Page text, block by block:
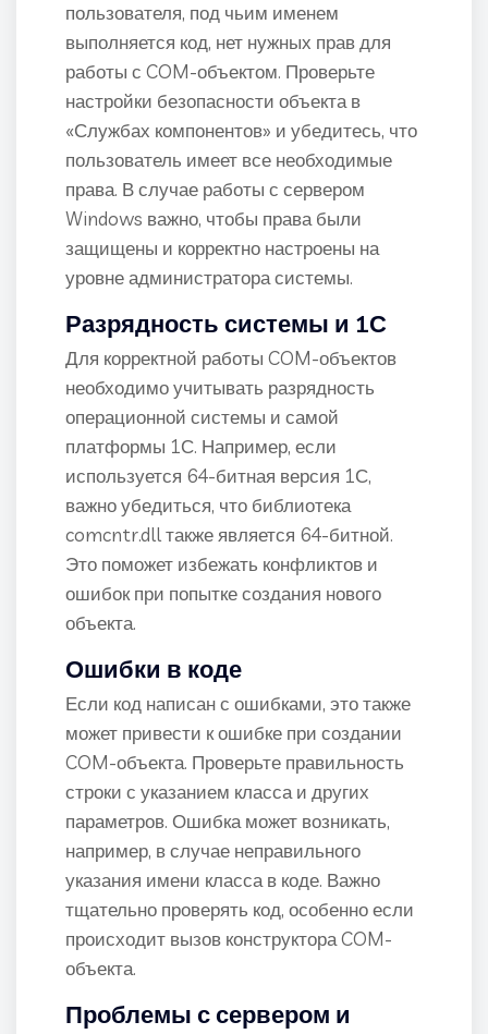
пользователя, под чьим именем
выполняется код, нет нужных прав для
работы с COM-объектом. Проверьте
настройки безопасности объекта в
«Службах компонентов» и убедитесь, что
пользователь имеет все необходимые
права. В случае работы с сервером
Windows важно, чтобы права были
защищены и корректно настроены на
уровне администратора системы.
Разрядность системы и 1С
Для корректной работы COM-объектов
необходимо учитывать разрядность
операционной системы и самой
платформы 1С. Например, если
используется 64-битная версия 1С,
важно убедиться, что библиотека
comcntr.dll также является 64-битной.
Это поможет избежать конфликтов и
ошибок при попытке создания нового
объекта.
Ошибки в коде
Если код написан с ошибками, это также
может привести к ошибке при создании
COM-объекта. Проверьте правильность
строки с указанием класса и других
параметров. Ошибка может возникать,
например, в случае неправильного
указания имени класса в коде. Важно
тщательно проверять код, особенно если
происходит вызов конструктора COM-
объекта.
Проблемы с сервером и